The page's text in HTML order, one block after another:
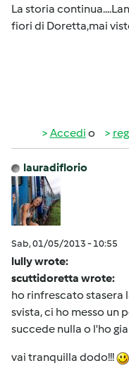
La storia
fiori di Doretta,mai
Accedi o
lauradiflorio
Sab, 01/05/2013 - 10:55
lully wrote:
scuttidoretta wrote:
ho rinfrescato stasera
svista, ci ho messo un
succede nulla o l'ho
vai tranquilla dodo!!!